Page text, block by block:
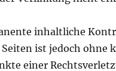
inhaltliche
ist jedoch ohne
einer